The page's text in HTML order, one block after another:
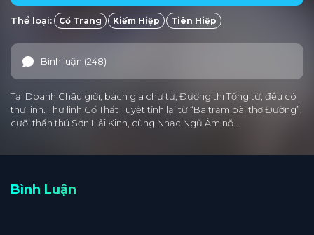
Tập 25 Tập 24 Tập 23 Tập 22
Tập 15 Tập 14 Tập 13 Tập 12 Tập 11
Tập 10 Tập 9 Tập 8 Tập 7 Tập 6
Thể loại: Cổ Trang Kiếm Hiệp Tiên Hiệp
Bình luận (248)
Tại Doanh Châu giới, bách gia chư tử, Đường thi Tống từ, đều có
thư linh. Thư linh Cố Thất Tuyệt tỉnh lại từ “Ba trăm bài thơ Đường”,
cưỡi thần thú Sơn Hải Kinh, cùng Nhạc Ngũ Âm nỗ…
Bình Luận